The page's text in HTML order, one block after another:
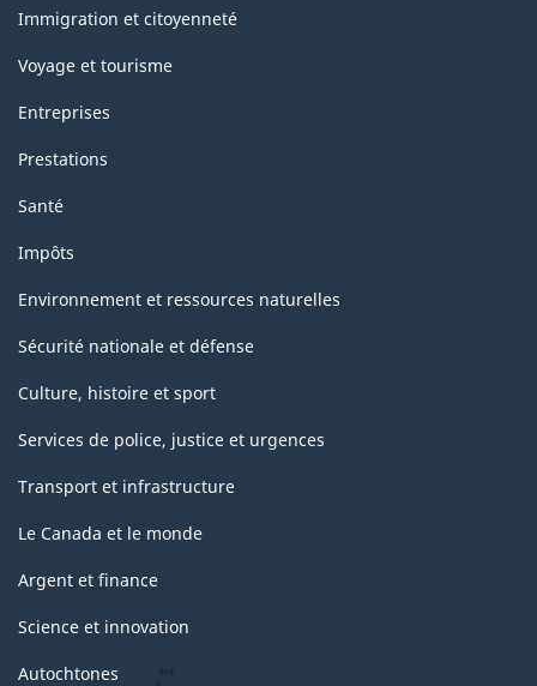
sujets
Immigration et citoyenneté
Voyage et tourisme
Entreprises
Prestations
Santé
Impôts
Environnement et ressources naturelles
Sécurité nationale et défense
Culture, histoire et sport
Services de police, justice et urgences
Transport et infrastructure
Le Canada et le monde
Argent et finance
Science et innovation
Autochtones